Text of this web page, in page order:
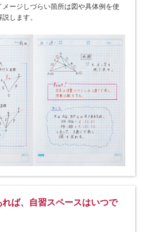
ージしづらい箇所は図や具体例を使
します。
ば、自習スペースはいつで